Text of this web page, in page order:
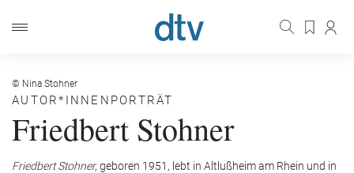
© Nina Stohner
AUTOR*INNENPORTRÄT
Friedbert Stohner
Friedbert Stohner,geboren 1951, lebt in Altlußheim am Rhein und in